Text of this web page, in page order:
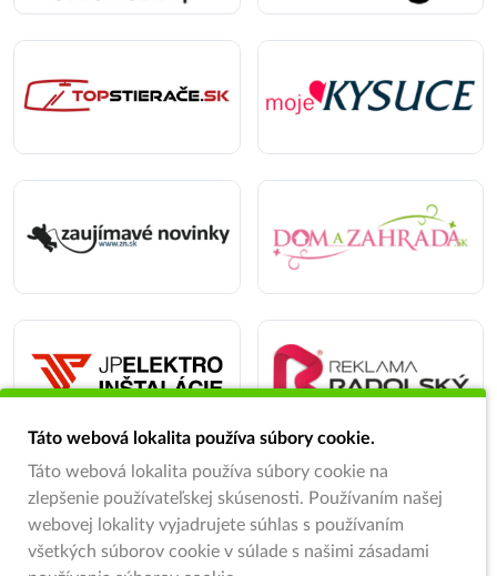
Táto webová lokalita používa súbory cookie.
Táto webová lokalita používa súbory cookie na
zlepšenie používateľskej skúsenosti. Používaním našej
webovej lokality vyjadrujete súhlas s používaním
všetkých súborov cookie v súlade s našimi zásadami